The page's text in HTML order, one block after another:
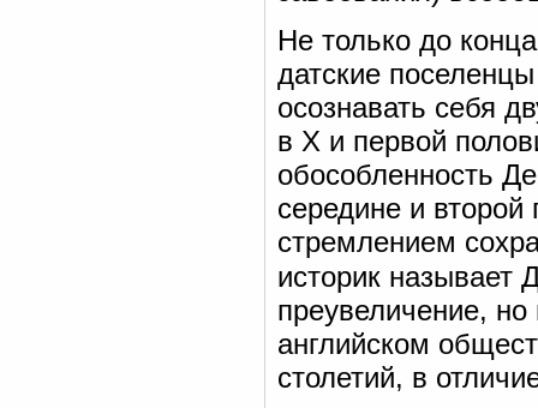
Не только до
датские
осознавать себя
в X и первой
обособленность
середине и
стремлением
историк называет
преувеличение, но
английском
столетий, в